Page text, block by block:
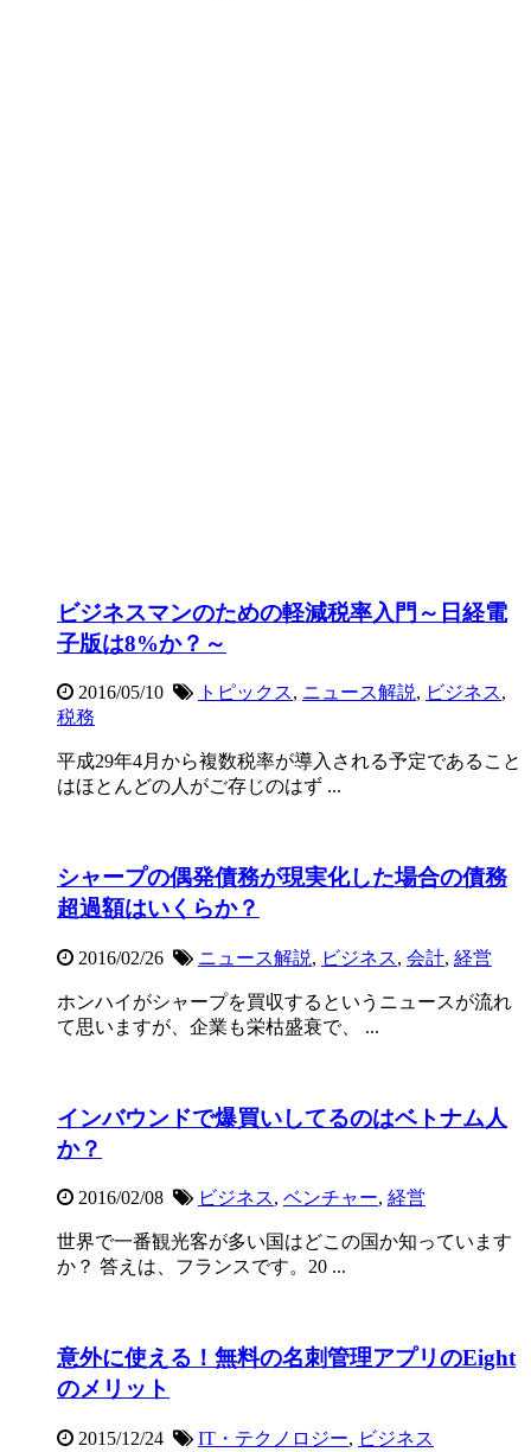
ビジネスマンのための軽減税率入門～日経電
子版は8%か？～
2016/05/10 トピックス, ニュース解説, ビジネス,
税務
平成29年4月から複数税率が導入される予定であること
はほとんどの人がご存じのはず ...
シャープの偶発債務が現実化した場合の債務
超過額はいくらか？
2016/02/26 ニュース解説, ビジネス, 会計, 経営
ホンハイがシャープを買収するというニュースが流れ
て思いますが、企業も栄枯盛衰で、 ...
インバウンドで爆買いしてるのはベトナム人
か？
2016/02/08 ビジネス, ベンチャー, 経営
世界で一番観光客が多い国はどこの国か知っています
か？ 答えは、フランスです。20 ...
意外に使える！無料の名刺管理アプリのEight
のメリット
2015/12/24 IT・テクノロジー, ビジネス